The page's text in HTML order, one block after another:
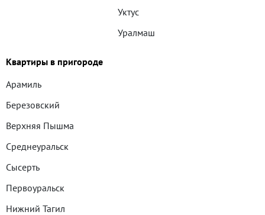
Уктус
Уралмаш
Квартиры в пригороде
Арамиль
Березовский
Верхняя Пышма
Среднеуральск
Сысерть
Первоуральск
Нижний Тагил